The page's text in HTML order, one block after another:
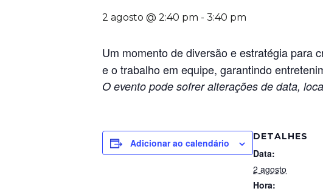
2 agosto @ 2:40 pm - 3:40 pm
Um momento de diversão e estratégia para
e o trabalho em equipe, garantindo
O evento pode sofrer alterações de data,
Adicionar ao calendário
DETALHES
Data:
2 agosto
Hora: